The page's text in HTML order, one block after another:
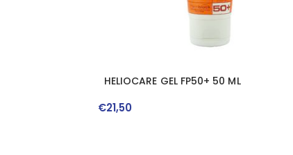
HELIOCARE GEL FP50+ 50 ML
€21,50